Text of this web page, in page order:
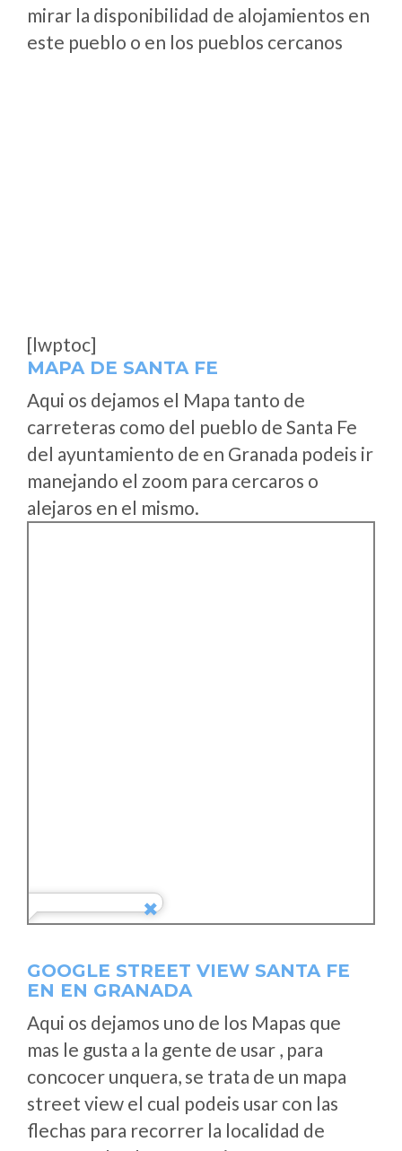
mirar la disponibilidad de alojamientos en
este pueblo o en los pueblos cercanos
[lwptoc]
MAPA DE SANTA FE
Aqui os dejamos el Mapa tanto de
carreteras como del pueblo de Santa Fe
del ayuntamiento de en Granada podeis ir
manejando el zoom para cercaros o
alejaros en el mismo.
GOOGLE STREET VIEW SANTA FE
EN EN GRANADA
Aqui os dejamos uno de los Mapas que
mas le gusta a la gente de usar , para
concocer unquera, se trata de un mapa
street view el cual podeis usar con las
flechas para recorrer la localidad de